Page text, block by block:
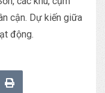
cận. Dự kiến giữa
động.